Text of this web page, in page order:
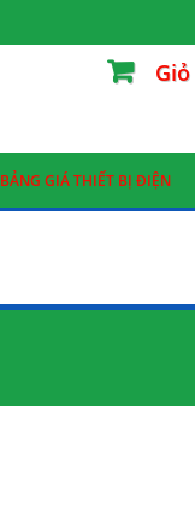
BẢNG GIÁ THIẾT BỊ ĐIỆN